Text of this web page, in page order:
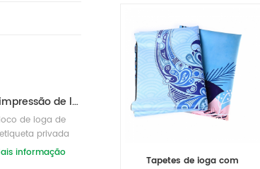
Atacado impressão de logotipo ecologicamente correto blocos/tijolos de ioga de cortiça natural
de ioga de
privada
correto
informação
Tapetes de ioga com